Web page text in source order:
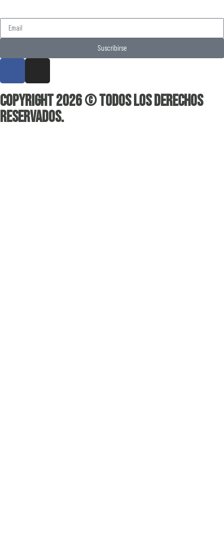
Suscribirse
Copyright 2026 © Todos los derechos
reservados.